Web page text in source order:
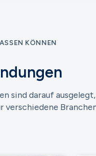
KÖNNEN
sind darauf